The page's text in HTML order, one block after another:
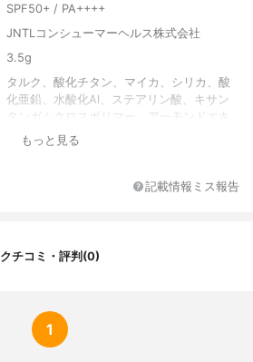
SPF50+ / PA++++
JNTLコンシューマーヘルス株式会社
3.5g
タルク、酸化チタン、マイカ、シリカ、酸
化亜鉛、水酸化Al、ステアリン酸、キサン
タンガムクロスポリマー、アーモンドエキ
ス、カラスムギ穀粒エキス、スイカ果実エ
(ジメチコン/ビニルジメチコン)クロスポリ
水、ヒドロキシエチルセルロース、炭酸水
もっと見る
記載情報ミス報告
クチコミ・評判(0)
1